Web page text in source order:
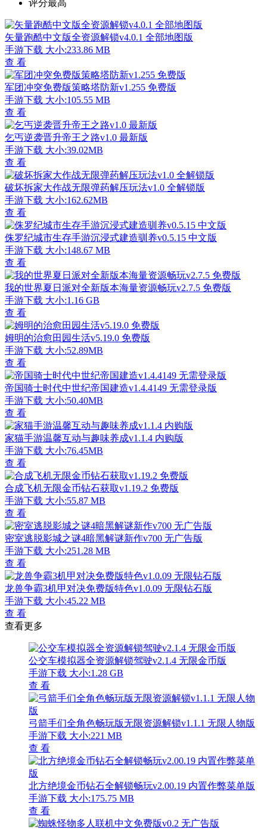
评分最高
矢量跑酷中文版全资源解锁v4.0.1 全部地图版
手游下载 大小:233.86 MB
查 看
军团冲突免费版策略塔防新v1.255 免费版
手游下载 大小:105.55 MB
查 看
乞丐逆袭晋升帝王之路v1.0 最新版
手游下载 大小:39.02MB
查 看
破坏拆家大作战无限弹药解压玩法v1.0 全解锁版
手游下载 大小:162.62MB
查 看
侏罗纪城市生存手游沉浸式建造驯养v0.5.15 中文版
手游下载 大小:148.67 MB
查 看
我的世界夏日派对全新版本海量资源畅玩v2.7.5 免费版
手游下载 大小:1.16 GB
查 看
姆明的治愈田园生活v5.19.0 免费版
手游下载 大小:52.89MB
查 看
帝国骑士时代中世纪帝国建造v1.4.4149 无需登录版
手游下载 大小:50.40MB
查 看
家猫手游温馨互动与趣味养成v1.1.4 内购版
手游下载 大小:76.45MB
查 看
合成飞机无限金币钻石获取v1.19.2 免费版
手游下载 大小:55.87 MB
查 看
密室逃脱影城之谜4暗黑解谜新作v700 无广告版
手游下载 大小:251.28 MB
查 看
龙兽争霸3机甲对决免费版特色v1.0.09 无限钻石版
手游下载 大小:45.22 MB
查 看
查看更多
公交车模拟器全资源解锁驾驶v2.1.4 无限金币版
手游下载 大小:1.28 GB
查 看
弓箭手们全角色畅玩版无限资源解锁v1.1.1 无限人物版
手游下载 大小:221 MB
查 看
北方绝境金币钻石全解锁畅玩v2.00.19 内置作弊菜单版
手游下载 大小:175.75 MB
查 看